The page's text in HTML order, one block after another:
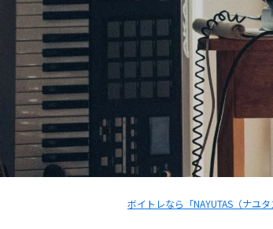
ボイトレなら「NAYUTAS（ナユタ